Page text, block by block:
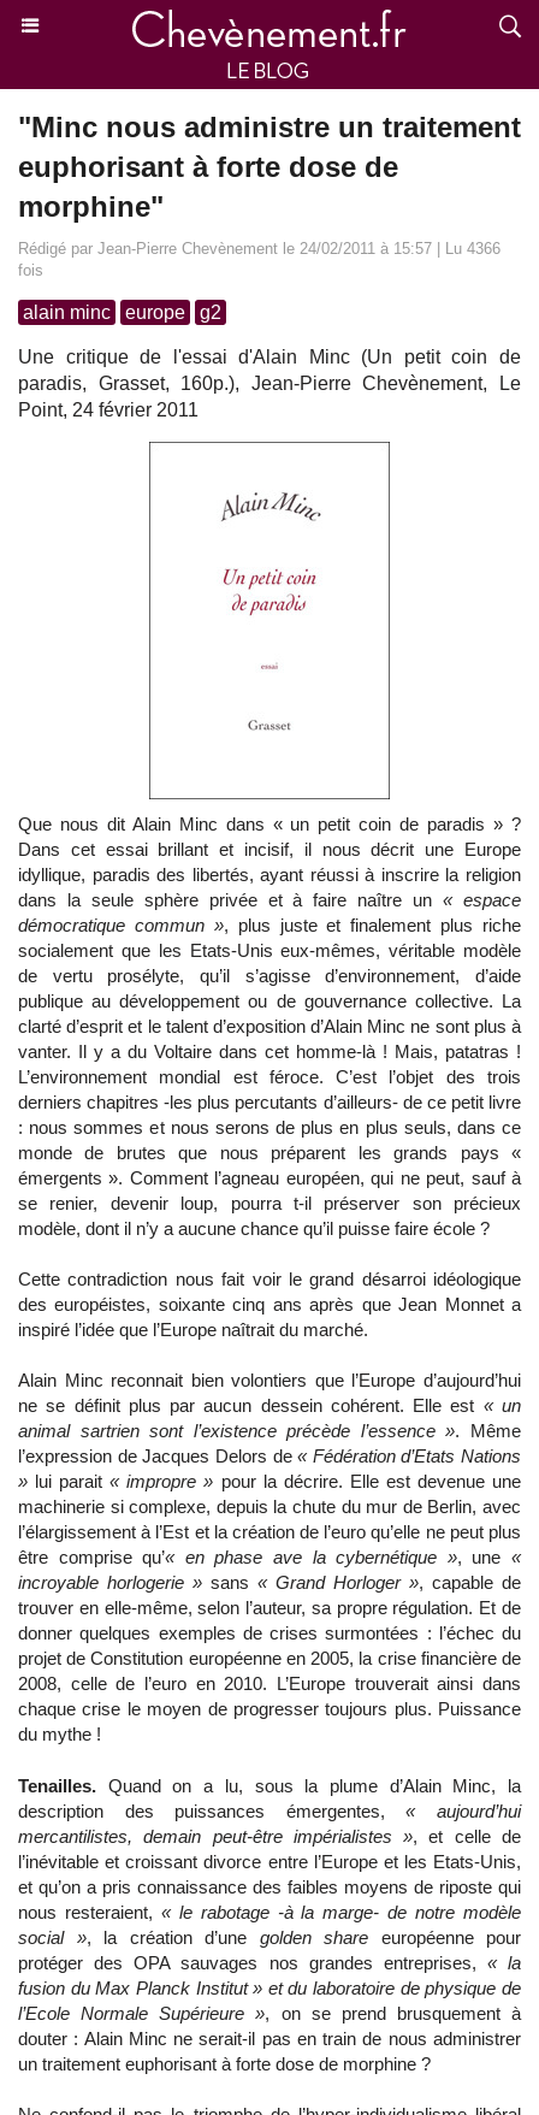
"Minc nous administre un traitement
euphorisant à forte dose de
morphine"
Rédigé par Jean-Pierre Chevènement le 24/02/2011 à 15:57 | Lu 4366
fois
alain minc europe g2
Une critique de l'essai d'Alain Minc (Un petit coin de
paradis, Grasset, 160p.), Jean-Pierre Chevènement, Le
Point, 24 février 2011
Que nous dit Alain Minc dans « un petit coin de paradis » ?
Dans cet essai brillant et incisif, il nous décrit une Europe
idyllique, paradis des libertés, ayant réussi à inscrire la religion
dans la seule sphère privée et à faire naître un« espace
démocratique commun », plus juste et finalement plus riche
socialement que les Etats-Unis eux-mêmes, véritable modèle
de vertu prosélyte, qu’il s’agisse d’environnement, d’aide
publique au développement ou de gouvernance collective. La
clarté d’esprit et le talent d’exposition d’Alain Minc ne sont plus à
vanter. Il y a du Voltaire dans cet homme-là ! Mais, patatras !
L’environnement mondial est féroce. C’est l’objet des trois
derniers chapitres -les plus percutants d’ailleurs- de ce petit livre
: nous sommes et nous serons de plus en plus seuls, dans ce
monde de brutes que nous préparent les grands pays «
émergents ». Comment l’agneau européen, qui ne peut, sauf à
se renier, devenir loup, pourra t-il préserver son précieux
modèle, dont il n’y a aucune chance qu’il puisse faire école ?
Cette contradiction nous fait voir le grand désarroi idéologique
des européistes, soixante cinq ans après que Jean Monnet a
inspiré l’idée que l’Europe naîtrait du marché.
Alain Minc reconnait bien volontiers que l’Europe d’aujourd’hui
ne se définit plus par aucun dessein cohérent. Elle est « un
animal sartrien sont l’existence précède l’essence ». Même
l’expression de Jacques Delors de« Fédération d’Etats Nations
» lui parait« impropre » pour la décrire. Elle est devenue une
machinerie si complexe, depuis la chute du mur de Berlin, avec
l’élargissement à l’Est et la création de l’euro qu’elle ne peut plus
être comprise qu’« en phase ave la cybernétique », une«
incroyable horlogerie » sans « Grand Horloger », capable de
trouver en elle-même, selon l’auteur, sa propre régulation. Et de
donner quelques exemples de crises surmontées : l’échec du
projet de Constitution européenne en 2005, la crise financière de
2008, celle de l’euro en 2010. L’Europe trouverait ainsi dans
chaque crise le moyen de progresser toujours plus. Puissance
du mythe !
Tenailles. Quand on a lu, sous la plume d’Alain Minc, la
description des puissances émergentes,« aujourd’hui
mercantilistes, demain peut-être impérialistes », et celle de
l’inévitable et croissant divorce entre l’Europe et les Etats-Unis,
et qu’on a pris connaissance des faibles moyens de riposte qui
nous resteraient, « le rabotage -à la marge- de notre modèle
social », la création d’une golden share européenne pour
protéger des OPA sauvages nos grandes entreprises, « la
fusion du Max Planck Institut » et du laboratoire de physique de
l’Ecole Normale Supérieure », on se prend brusquement à
douter : Alain Minc ne serait-il pas en train de nous administrer
un traitement euphorisant à forte dose de morphine ?